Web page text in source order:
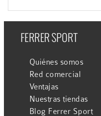
FERRER SPORT
Quiénes somos
Red comercial
Ventajas
Nuestras tiendas
Blog Ferrer Sport